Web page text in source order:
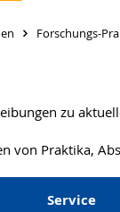
Forschungs-
zu
von Praktika,
Service